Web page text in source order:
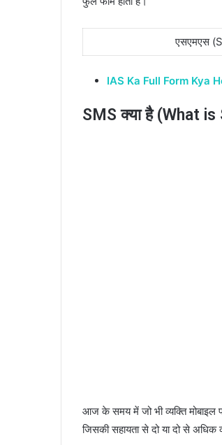
एसएमएस
IAS Ka Full Form Kya
SMS क्या है (What
आज के समय में जो भी व्यक्ति मोबाइल
जिसकी सहायता से दो या दो से